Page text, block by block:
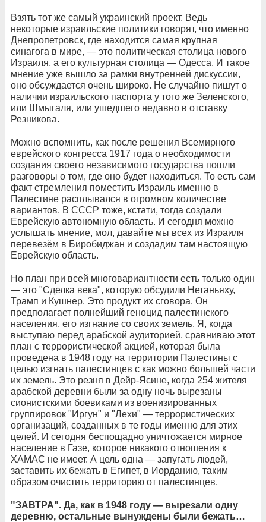
Взять тот же самый украинский проект. Ведь
некоторые израильские политики говорят, что именно
Днепропетровск, где находится самая крупная
синагога в мире, — это политическая столица нового
Израиля, а его культурная столица — Одесса. И такое
мнение уже вышло за рамки внутренней дискуссии,
оно обсуждается очень широко. Не случайно пишут о
наличии израильского паспорта у того же Зеленского,
или Шмыгаля, или ушедшего недавно в отставку
Резникова.
Можно вспомнить, как после решения Всемирного
еврейского конгресса 1917 года о необходимости
создания своего независимого государства пошли
разговоры о том, где оно будет находиться. То есть сам
факт стремления поместить Израиль именно в
Палестине расплывался в огромном количестве
вариантов. В СССР тоже, кстати, тогда создали
Еврейскую автономную область. И сегодня можно
услышать мнение, мол, давайте мы всех из Израиля
перевезём в Биробиджан и создадим там настоящую
Еврейскую область.
Но план при всей многовариантности есть только один
— это "Сделка века", которую обсудили Нетаньяху,
Трамп и Кушнер. Это продукт их сговора. Он
предполагает полнейший геноцид палестинского
населения, его изгнание со своих земель. Я, когда
выступаю перед арабской аудиторией, сравниваю этот
план с террористической акцией, которая была
проведена в 1948 году на территории Палестины с
целью изгнать палестинцев с как можно большей части
их земель. Это резня в Дейр-Ясине, когда 254 жителя
арабской деревни были за одну ночь вырезаны
сионистскими боевиками из военизированных
группировок "Иргун" и "Лехи" — террористических
организаций, созданных в те годы именно для этих
целей. И сегодня беспощадно уничтожается мирное
население в Газе, которое никакого отношения к
ХАМАС не имеет. А цель одна — запугать людей,
заставить их бежать в Египет, в Иорданию, таким
образом очистить территорию от палестинцев.
"ЗАВТРА". Да, как в 1948 году — вырезали одну
деревню, остальные вынуждены были бежать…